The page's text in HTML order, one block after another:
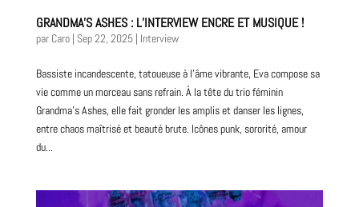
GRANDMA’S ASHES : L’INTERVIEW ENCRE ET MUSIQUE !
par Caro| Sep 22, 2025| Interview
Bassiste incandescente, tatoueuse à l’âme vibrante, Eva compose sa
vie comme un morceau sans refrain. À la tête du trio féminin
Grandma’s Ashes, elle fait gronder les amplis et danser les lignes,
entre chaos maîtrisé et beauté brute. Icônes punk, sororité, amour
du...